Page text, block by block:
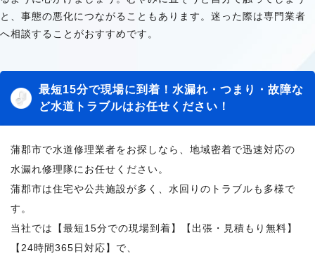
と、事態の悪化につながることもあります。迷った際は専門業者
へ相談することがおすすめです。
最短15分で現場に到着！水漏れ・つまり・故障な
ど水道トラブルはお任せください！
蒲郡市で水道修理業者をお探しなら、地域密着で迅速対応の
水漏れ修理隊にお任せください。
蒲郡市は住宅や公共施設が多く、水回りのトラブルも多様で
す。
当社では【最短15分での現場到着】【出張・見積もり無料】
【24時間365日対応】で、